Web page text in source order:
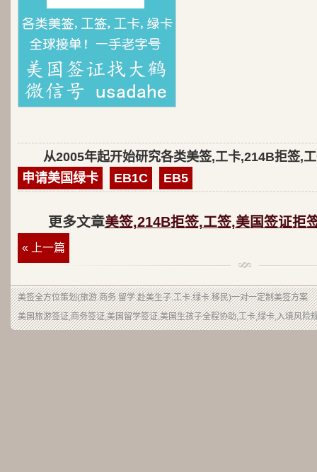
从2005年起开始研究各类美签,工卡,214B拒签,
申请美国绿卡
EB1C EB5
更多文章美签,214B拒签,工签,美国签证拒
« 上一篇
美签全方位策划(旅游.商务.留学.赴美生子.工卡.绿卡.移民)一对一定制美签方案
美国旅游签证,商务签证,美国留学签证,美国生孩子全程协助,工卡,绿卡,入境风险